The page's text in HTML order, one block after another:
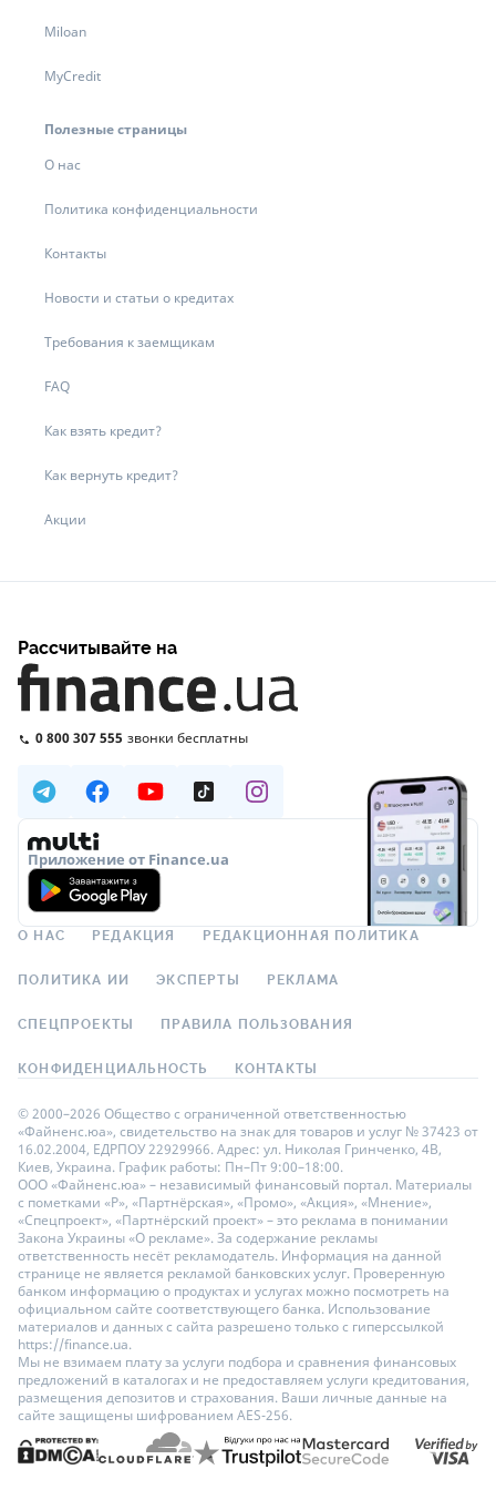
Miloan
MyCredit
Полезные страницы
О нас
Политика конфиденциальности
Контакты
Новости и статьи о кредитах
Требования к заемщикам
FAQ
Как взять кредит?
Как вернуть кредит?
Акции
Рассчитывайте на
0 800 307 555 звонки бесплатны
Приложение от Finance.ua
О НАС РЕДАКЦИЯ РЕДАКЦИОННАЯ ПОЛИТИКА
ПОЛИТИКА ИИ ЭКСПЕРТЫ РЕКЛАМА
СПЕЦПРОЕКТЫ ПРАВИЛА ПОЛЬЗОВАНИЯ
КОНФИДЕНЦИАЛЬНОСТЬ КОНТАКТЫ
© 2000–2026 Общество с ограниченной ответственностью
«Файненс.юа», свидетельство на знак для товаров и услуг № 37423 от
16.02.2004, ЕДРПОУ 22929966. Адрес: ул. Николая Гринченко, 4В,
Киев, Украина. График работы: Пн–Пт 9:00–18:00.
ООО «Файненс.юа» – независимый финансовый портал. Материалы
с пометками «Р», «Партнёрская», «Промо», «Акция», «Мнение»,
«Спецпроект», «Партнёрский проект» – это реклама в понимании
Закона Украины «О рекламе». За содержание рекламы
ответственность несёт рекламодатель. Информация на данной
странице не является рекламой банковских услуг. Проверенную
банком информацию о продуктах и услугах можно посмотреть на
официальном сайте соответствующего банка. Использование
материалов и данных с сайта разрешено только с гиперссылкой
https://finance.ua.
Мы не взимаем плату за услуги подбора и сравнения финансовых
предложений в каталогах и не предоставляем услуги кредитования,
размещения депозитов и страхования. Ваши личные данные на
сайте защищены шифрованием AES-256.